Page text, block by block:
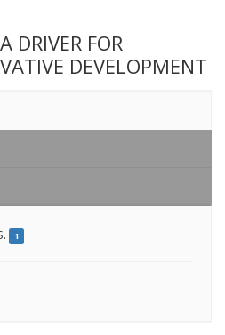
DRIVER FOR
DEVELOPMENT
1